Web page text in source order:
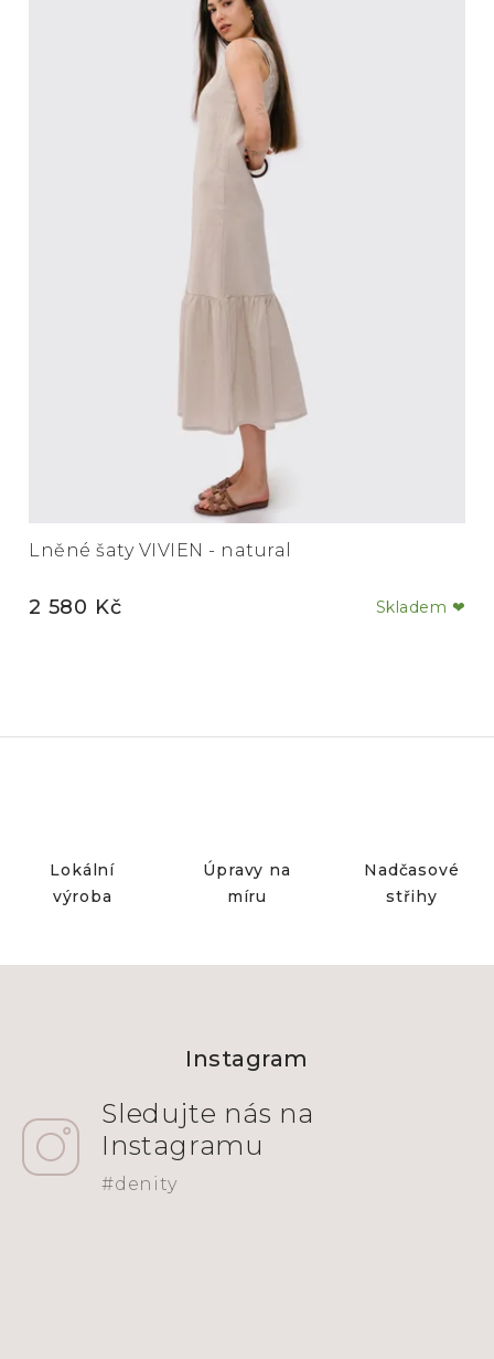
Lokální
výroba
Úpravy na
míru
Nadčasové
střihy
Lněné šaty VIVIEN - natural
Skladem ❤
2 580 Kč
Instagram